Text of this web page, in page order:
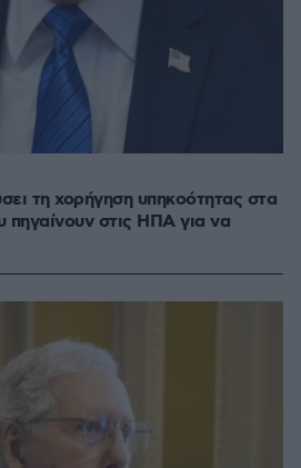
τη χορήγηση υπηκοότητας στα
πηγαίνουν στις ΗΠΑ για να